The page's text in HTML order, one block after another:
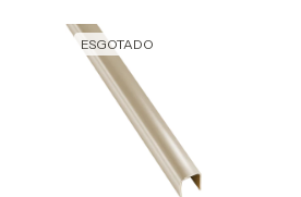
ESGOTADO